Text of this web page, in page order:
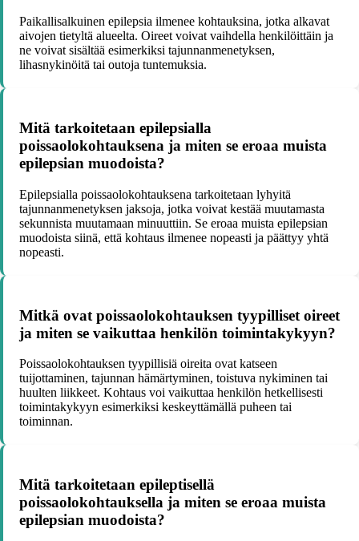
Paikallisalkuinen epilepsia ilmenee kohtauksina, jotka alkavat
aivojen tietyltä alueelta. Oireet voivat vaihdella henkilöittäin ja
ne voivat sisältää esimerkiksi tajunnanmenetyksen,
lihasnykinöitä tai outoja tuntemuksia.
Mitä tarkoitetaan epilepsialla
poissaolokohtauksena ja miten se eroaa muista
epilepsian muodoista?
Epilepsialla poissaolokohtauksena tarkoitetaan lyhyitä
tajunnanmenetyksen jaksoja, jotka voivat kestää muutamasta
sekunnista muutamaan minuuttiin. Se eroaa muista epilepsian
muodoista siinä, että kohtaus ilmenee nopeasti ja päättyy yhtä
nopeasti.
Mitkä ovat poissaolokohtauksen tyypilliset oireet
ja miten se vaikuttaa henkilön toimintakykyyn?
Poissaolokohtauksen tyypillisiä oireita ovat katseen
tuijottaminen, tajunnan hämärtyminen, toistuva nykiminen tai
huulten liikkeet. Kohtaus voi vaikuttaa henkilön hetkellisesti
toimintakykyyn esimerkiksi keskeyttämällä puheen tai
toiminnan.
Mitä tarkoitetaan epileptisellä
poissaolokohtauksella ja miten se eroaa muista
epilepsian muodoista?